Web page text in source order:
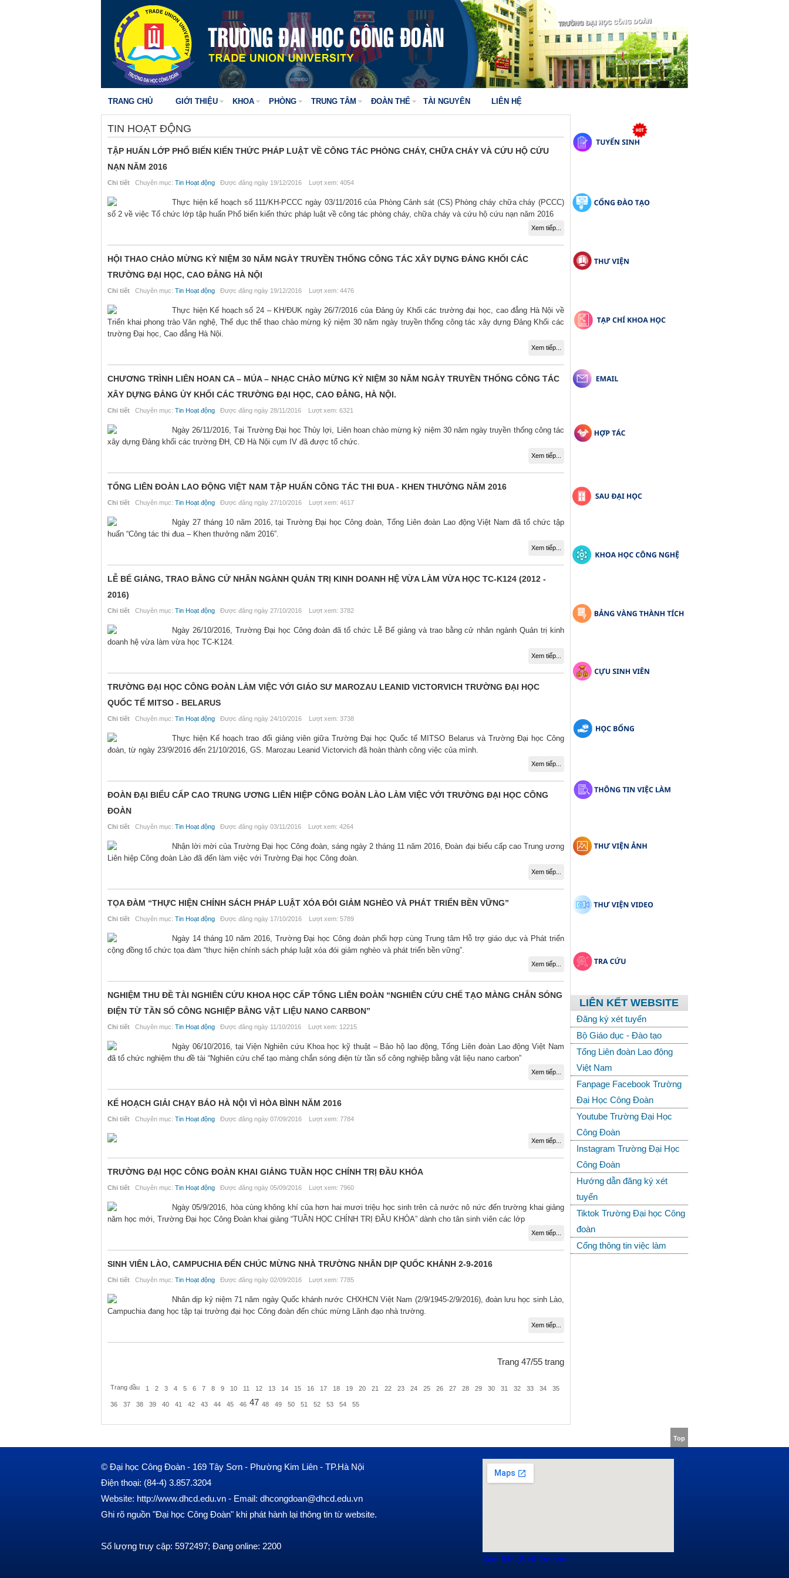
TRANG CHỦ GIỚI THIỆU KHOA PHÒNG TRUNG TÂM ĐOÀN THỂ TÀI NGUYÊN LIÊN HỆ
TIN HOẠT ĐỘNG
TẬP HUẤN LỚP PHỔ BIẾN KIẾN THỨC PHÁP LUẬT VỀ CÔNG TÁC PHÒNG CHÁY, CHỮA CHÁY VÀ CỨU HỘ CỨU
NẠN NĂM 2016
Chi tiết Chuyên mục: Tin Hoạt động Được đăng ngày 19/12/2016 Lượt xem: 4054
Thực hiện kế hoạch số 111/KH-PCCC ngày 03/11/2016 của Phòng Cảnh sát (CS) Phòng cháy chữa cháy (PCCC)
số 2 về việc Tổ chức lớp tập huấn Phổ biến kiến thức pháp luật về công tác phòng cháy, chữa cháy và cứu hộ cứu nạn năm 2016
Xem tiếp...
HỘI THAO CHÀO MỪNG KỶ NIỆM 30 NĂM NGÀY TRUYỀN THỐNG CÔNG TÁC XÂY DỰNG ĐẢNG KHỐI CÁC
TRƯỜNG ĐẠI HỌC, CAO ĐẲNG HÀ NỘI
Chi tiết Chuyên mục: Tin Hoạt động Được đăng ngày 19/12/2016 Lượt xem: 4476
Thực hiện Kế hoạch số 24 – KH/ĐUK ngày 26/7/2016 của Đảng ủy Khối các trường đại học, cao đẳng Hà Nội về
Triển khai phong trào Văn nghệ, Thể dục thể thao chào mừng kỷ niệm 30 năm ngày truyền thống công tác xây dựng Đảng Khối các
trường Đại học, Cao đẳng Hà Nội.
Xem tiếp...
CHƯƠNG TRÌNH LIÊN HOAN CA – MÚA – NHẠC CHÀO MỪNG KỶ NIỆM 30 NĂM NGÀY TRUYỀN THỐNG CÔNG TÁC
XÂY DỰNG ĐẢNG ỦY KHỐI CÁC TRƯỜNG ĐẠI HỌC, CAO ĐẲNG, HÀ NỘI.
Chi tiết Chuyên mục: Tin Hoạt động Được đăng ngày 28/11/2016 Lượt xem: 6321
Ngày 26/11/2016, Tại Trường Đại học Thủy lợi, Liên hoan chào mừng kỷ niệm 30 năm ngày truyền thống công tác
xây dựng Đảng khối các trường ĐH, CĐ Hà Nội cụm IV đã được tổ chức.
Xem tiếp...
TỔNG LIÊN ĐOÀN LAO ĐỘNG VIỆT NAM TẬP HUẤN CÔNG TÁC THI ĐUA - KHEN THƯỞNG NĂM 2016
Chi tiết Chuyên mục: Tin Hoạt động Được đăng ngày 27/10/2016 Lượt xem: 4617
Ngày 27 tháng 10 năm 2016, tại Trường Đại học Công đoàn, Tổng Liên đoàn Lao động Việt Nam đã tổ chức tập
huấn “Công tác thi đua – Khen thưởng năm 2016”.
Xem tiếp...
LỄ BẾ GIẢNG, TRAO BẰNG CỬ NHÂN NGÀNH QUẢN TRỊ KINH DOANH HỆ VỪA LÀM VỪA HỌC TC-K124 (2012 -
2016)
Chi tiết Chuyên mục: Tin Hoạt động Được đăng ngày 27/10/2016 Lượt xem: 3782
Ngày 26/10/2016, Trường Đại học Công đoàn đã tổ chức Lễ Bế giảng và trao bằng cử nhân ngành Quản trị kinh
doanh hệ vừa làm vừa học TC-K124.
Xem tiếp...
TRƯỜNG ĐẠI HỌC CÔNG ĐOÀN LÀM VIỆC VỚI GIÁO SƯ MAROZAU LEANID VICTORVICH TRƯỜNG ĐẠI HỌC
QUỐC TẾ MITSO - BELARUS
Chi tiết Chuyên mục: Tin Hoạt động Được đăng ngày 24/10/2016 Lượt xem: 3738
Thực hiện Kế hoạch trao đổi giảng viên giữa Trường Đại học Quốc tế MITSO Belarus và Trường Đại học Công
đoàn, từ ngày 23/9/2016 đến 21/10/2016, GS. Marozau Leanid Victorvich đã hoàn thành công việc của mình.
Xem tiếp...
ĐOÀN ĐẠI BIỂU CẤP CAO TRUNG ƯƠNG LIÊN HIỆP CÔNG ĐOÀN LÀO LÀM VIỆC VỚI TRƯỜNG ĐẠI HỌC CÔNG
ĐOÀN
Chi tiết Chuyên mục: Tin Hoạt động Được đăng ngày 03/11/2016 Lượt xem: 4264
Nhận lời mời của Trường Đại học Công đoàn, sáng ngày 2 tháng 11 năm 2016, Đoàn đại biểu cấp cao Trung ương
Liên hiệp Công đoàn Lào đã đến làm việc với Trường Đại học Công đoàn.
Xem tiếp...
TỌA ĐÀM “THỰC HIỆN CHÍNH SÁCH PHÁP LUẬT XÓA ĐÓI GIẢM NGHÈO VÀ PHÁT TRIỂN BỀN VỮNG”
Chi tiết Chuyên mục: Tin Hoạt động Được đăng ngày 17/10/2016 Lượt xem: 5789
Ngày 14 tháng 10 năm 2016, Trường Đại học Công đoàn phối hợp cùng Trung tâm Hỗ trợ giáo dục và Phát triển
cộng đồng tổ chức tọa đàm “thực hiện chính sách pháp luật xóa đói giảm nghèo và phát triển bền vững”.
Xem tiếp...
NGHIỆM THU ĐỀ TÀI NGHIÊN CỨU KHOA HỌC CẤP TỔNG LIÊN ĐOÀN “NGHIÊN CỨU CHẾ TẠO MÀNG CHẮN SÓNG
ĐIỆN TỪ TẦN SỐ CÔNG NGHIỆP BẰNG VẬT LIỆU NANO CARBON”
Chi tiết Chuyên mục: Tin Hoạt động Được đăng ngày 11/10/2016 Lượt xem: 12215
Ngày 06/10/2016, tại Viện Nghiên cứu Khoa học kỹ thuật – Bảo hộ lao động, Tổng Liên đoàn Lao động Việt Nam
đã tổ chức nghiệm thu đề tài “Nghiên cứu chế tạo màng chắn sóng điện từ tần số công nghiệp bằng vật liệu nano carbon”
Xem tiếp...
KẾ HOẠCH GIẢI CHẠY BÁO HÀ NỘI VÌ HÒA BÌNH NĂM 2016
Chi tiết Chuyên mục: Tin Hoạt động Được đăng ngày 07/09/2016 Lượt xem: 7784
Xem tiếp...
TRƯỜNG ĐẠI HỌC CÔNG ĐOÀN KHAI GIẢNG TUẦN HỌC CHÍNH TRỊ ĐẦU KHÓA
Chi tiết Chuyên mục: Tin Hoạt động Được đăng ngày 05/09/2016 Lượt xem: 7960
Ngày 05/9/2016, hòa cùng không khí của hơn hai mươi triệu học sinh trên cả nước nô nức đến trường khai giảng
năm học mới, Trường Đại học Công Đoàn khai giảng “TUẦN HỌC CHÍNH TRỊ ĐẦU KHÓA” dành cho tân sinh viên các lớp
Xem tiếp...
SINH VIÊN LÀO, CAMPUCHIA ĐẾN CHÚC MỪNG NHÀ TRƯỜNG NHÂN DỊP QUỐC KHÁNH 2-9-2016
Chi tiết Chuyên mục: Tin Hoạt động Được đăng ngày 02/09/2016 Lượt xem: 7785
Nhân dịp kỷ niệm 71 năm ngày Quốc khánh nước CHXHCN Việt Nam (2/9/1945-2/9/2016), đoàn lưu học sinh Lào,
Campuchia đang học tập tại trường đại học Công đoàn đến chúc mừng Lãnh đạo nhà trường.
Xem tiếp...
Trang 47/55 trang
Trang đầu 1 2 3 4 5 6 7 8 9 10 11 12 13 14 15 16 17 18 19 20 21 22 23 24 25 26 27 28 29 30 31 32 33 34 35
36 37 38 39 40 41 42 43 44 45 46 47 48 49 50 51 52 53 54 55
LIÊN KẾT WEBSITE
Đăng ký xét tuyển
Bộ Giáo dục - Đào tạo
Tổng Liên đoàn Lao động
Việt Nam
Fanpage Facebook Trường
Đại Học Công Đoàn
Youtube Trường Đại Học
Công Đoàn
Instagram Trường Đại Học
Công Đoàn
Hướng dẫn đăng ký xét
tuyển
Tiktok Trường Đại học Công
đoàn
Cổng thông tin việc làm
Top
© Đại học Công Đoàn - 169 Tây Sơn - Phường Kim Liên - TP.Hà Nội
Điện thoại: (84-4) 3.857.3204
Website: http://www.dhcd.edu.vn - Email: dhcongdoan@dhcd.edu.vn
Ghi rõ nguồn "Đại học Công Đoàn" khi phát hành lại thông tin từ website.
Số lượng truy cập: 5972497; Đang online: 2200
Xem Bản đồ cỡ lớn hơn